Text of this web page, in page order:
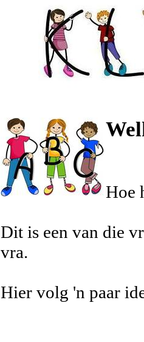
Hoe
Dit is een van die
vra.
Hier volg 'n paar